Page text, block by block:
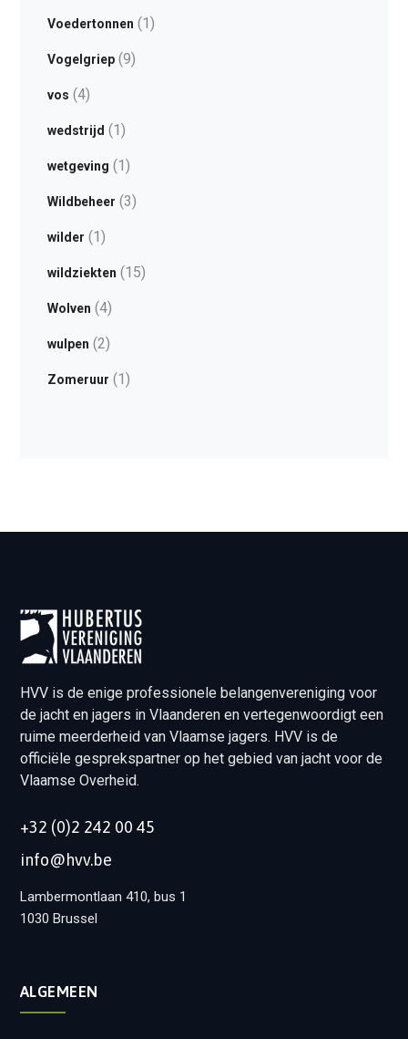
Voedertonnen (1)
Vogelgriep(9)
vos (4)
wedstrijd (1)
wetgeving (1)
Wildbeheer (3)
wilder (1)
wildziekten (15)
Wolven (4)
wulpen (2)
Zomeruur (1)
HVV is de enige professionele belangenvereniging voor
de jacht en jagers in Vlaanderen en vertegenwoordigt een
ruime meerderheid van Vlaamse jagers. HVV is de
officiële gesprekspartner op het gebied van jacht voor de
Vlaamse Overheid.
+32 (0)2 242 00 45
info@hvv.be
Lambermontlaan 410, bus 1
1030 Brussel
ALGEMEEN